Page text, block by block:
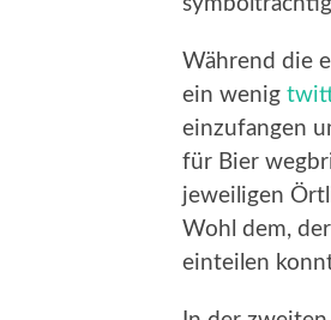
Während die
ein wenig
einzufangen
für Bier
jeweiligen
Wohl dem,
einteilen